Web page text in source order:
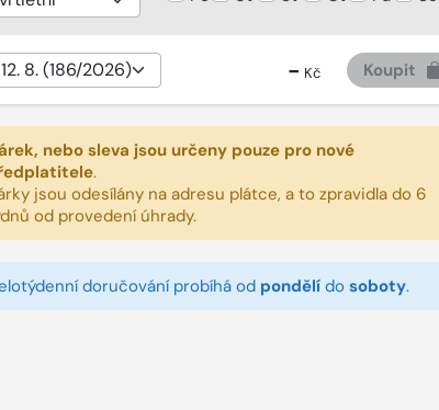
- Kč Koupit
nebo sleva jsou určeny pouze pro nové
.
jsou odesílány na adresu plátce, a to zpravidla do 6
od provedení úhrady.
doručování probíhá od pondělído soboty.